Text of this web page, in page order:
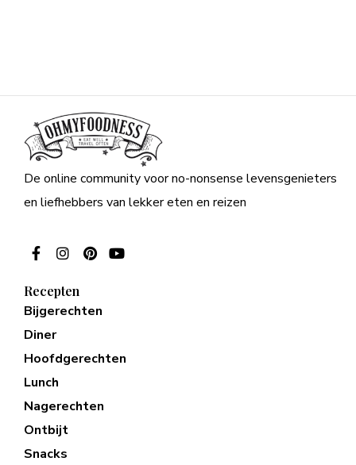
De online community voor no-nonsense levensgenieters
en liefhebbers van lekker eten en reizen
Recepten
Bijgerechten
Diner
Hoofdgerechten
Lunch
Nagerechten
Ontbijt
Snacks